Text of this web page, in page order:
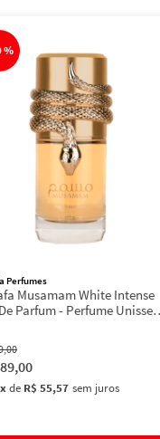
Perfumes
Musamam White Intense
Parfum - Perfume Unissex
,00
,00
xde R$ 55,57 sem juros